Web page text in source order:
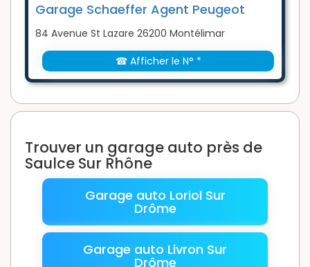
Garage Schaeffer Agent Peugeot
84 Avenue St Lazare 26200 Montélimar
☎ Afficher le N° *
Trouver un garage auto près de
Saulce Sur Rhône
Garage auto Loriol Sur
Drôme
Garage auto Livron Sur
Drôme